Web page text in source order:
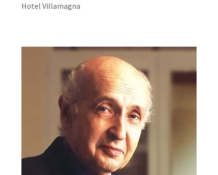
Hotel Villamagna